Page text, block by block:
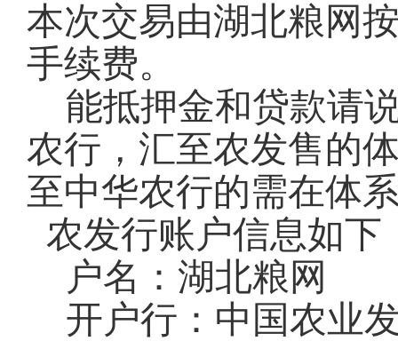
本次交易由湖北粮网
手续费。
能抵押金和贷款请
农行，汇至农发售的
至中华农行的需在体
农发行账户信息如下
户名：湖北粮网
开户行：中国农业